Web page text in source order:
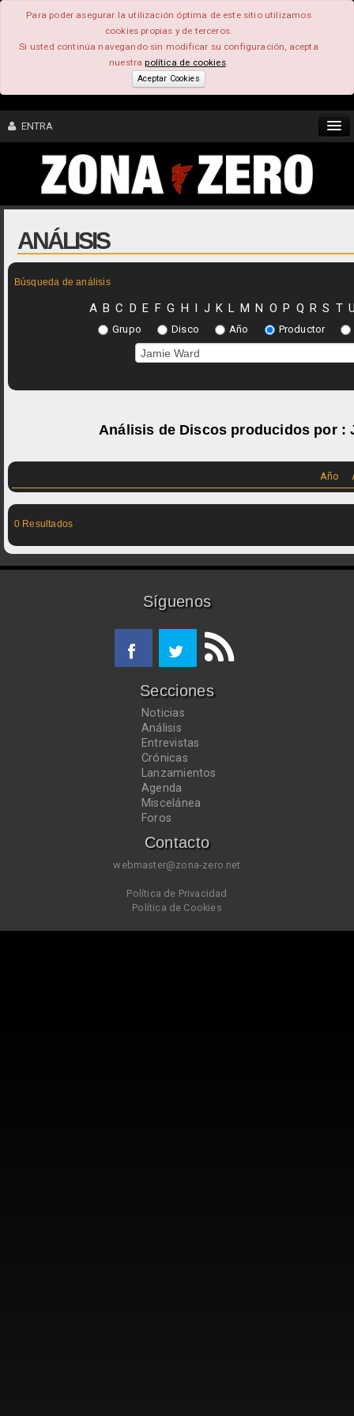
Para poder asegurar la utilización óptima de este sitio utilizamos
cookies propias y de terceros.
Si usted continúa navegando sin modificar su configuración, acepta
nuestrapolítica de cookies.
Aceptar Cookies
ENTRA
CONTENIDO
COMUNIDAD
FEEEDBACK
ANÁLISIS
Búsqueda de análisis
A B C D E F G H I J K L M N O P Q R S T
Grupo Disco Año Productor
Análisis de Discos producidos por :
Año
0 Resultados
Síguenos
Secciones
Noticias
Análisis
Entrevistas
Crónicas
Lanzamientos
Agenda
Miscelánea
Foros
Contacto
webmaster@zona-zero.net
Política de Privacidad
Política de Cookies